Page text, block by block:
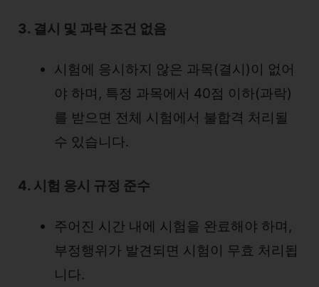
3. 결시 및 과락 조건 없음
시험에 응시하지 않은 과목(결시)이 없어
야 하며, 특정 과목에서 40점 이하(과락)
를 받으면 전체 시험에서 불합격 처리될
수 있습니다.
4. 시험 응시 규정 준수
주어진 시간 내에 시험을 완료해야 하며,
부정행위가 발견되면 시험이 무효 처리됩
니다.